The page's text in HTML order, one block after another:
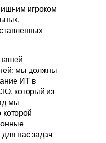
игроком
мы должны
ИТ в
который из
мы
нас задач